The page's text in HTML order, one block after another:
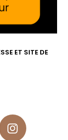
ET SITE DE